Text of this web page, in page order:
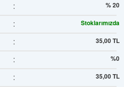
: % 20
: Stoklarımızda
: 35,00 TL
: %0
: 35,00 TL